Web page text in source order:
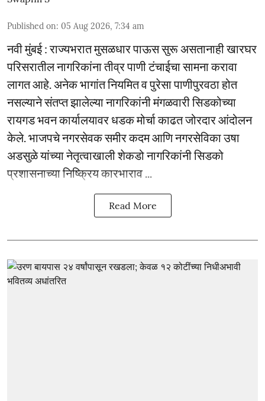
Published on: 05 Aug 2026, 7:34 am
नवी मुंबई : राज्यभरात मुसळधार पाऊस सुरू असतानाही खारघर
परिसरातील नागरिकांना तीव्र पाणी टंचाईचा सामना करावा
लागत आहे. अनेक भागांत नियमित व पुरेसा पाणीपुरवठा होत
नसल्याने संतप्त झालेल्या नागरिकांनी मंगळवारी सिडकोच्या
रायगड भवन कार्यालयावर धडक मोर्चा काढत जोरदार आंदोलन
केले. भाजपचे नगरसेवक समीर कदम आणि नगरसेविका उषा
अडसुळे यांच्या नेतृत्वाखाली शेकडो नागरिकांनी सिडको
प्रशासनाच्या निष्क्रिय कारभाराव ...
Read More